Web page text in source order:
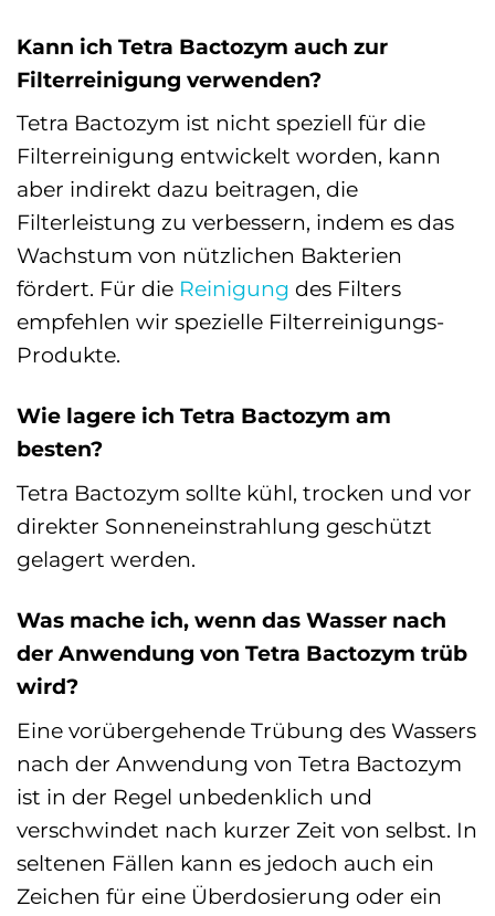
Kann ich Tetra Bactozym auch zur
Filterreinigung verwenden?
Tetra Bactozym ist nicht speziell für die
Filterreinigung entwickelt worden, kann
aber indirekt dazu beitragen, die
Filterleistung zu verbessern, indem es das
Wachstum von nützlichen Bakterien
fördert. Für die Reinigung des Filters
empfehlen wir spezielle Filterreinigungs-
Produkte.
Wie lagere ich Tetra Bactozym am
besten?
Tetra Bactozym sollte kühl, trocken und vor
direkter Sonneneinstrahlung geschützt
gelagert werden.
Was mache ich, wenn das Wasser nach
der Anwendung von Tetra Bactozym trüb
wird?
Eine vorübergehende Trübung des Wassers
nach der Anwendung von Tetra Bactozym
ist in der Regel unbedenklich und
verschwindet nach kurzer Zeit von selbst. In
seltenen Fällen kann es jedoch auch ein
Zeichen für eine Überdosierung oder ein